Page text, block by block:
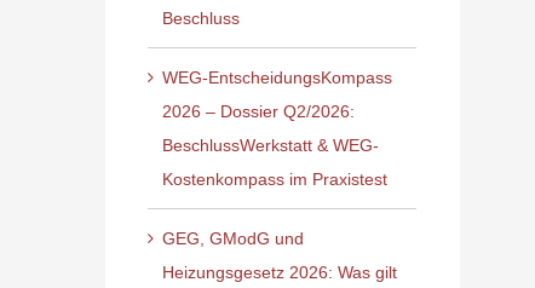
Beschluss
WEG-EntscheidungsKompass
2026 – Dossier Q2/2026:
BeschlussWerkstatt & WEG-
Kostenkompass im Praxistest
GEG, GModG und
Heizungsgesetz 2026: Was gilt